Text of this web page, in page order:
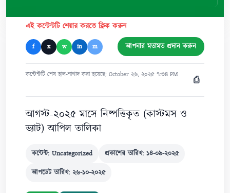
এই কন্টেন্টটি শেয়ার করতে ক্লিক করুন
f x w in m আপনার মতামত প্রদান করুন
কন্টেন্টটি শেষ হাল-নাগাদ করা হয়েছে: October ২৬, ২০২৫ ৭:৩৪ PM ⎙
আগস্ট-২০২৫ মাসে নিষ্পত্তিকৃত (কাস্টমস ও
ভ্যাট) আপিল তালিকা
কন্টেন্ট: Uncategorized প্রকাশের তারিখ: ১৪-০৯-২০২৫
আপডেট তারিখ: ২৬-১০-২০২৫